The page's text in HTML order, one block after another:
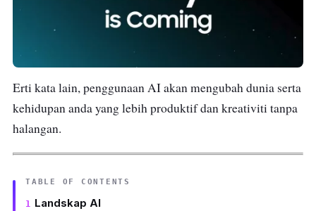
Erti kata lain, penggunaan AI akan mengubah dunia serta
kehidupan anda yang lebih produktif dan kreativiti tanpa
halangan.
TABLE OF CONTENTS
Landskap AI